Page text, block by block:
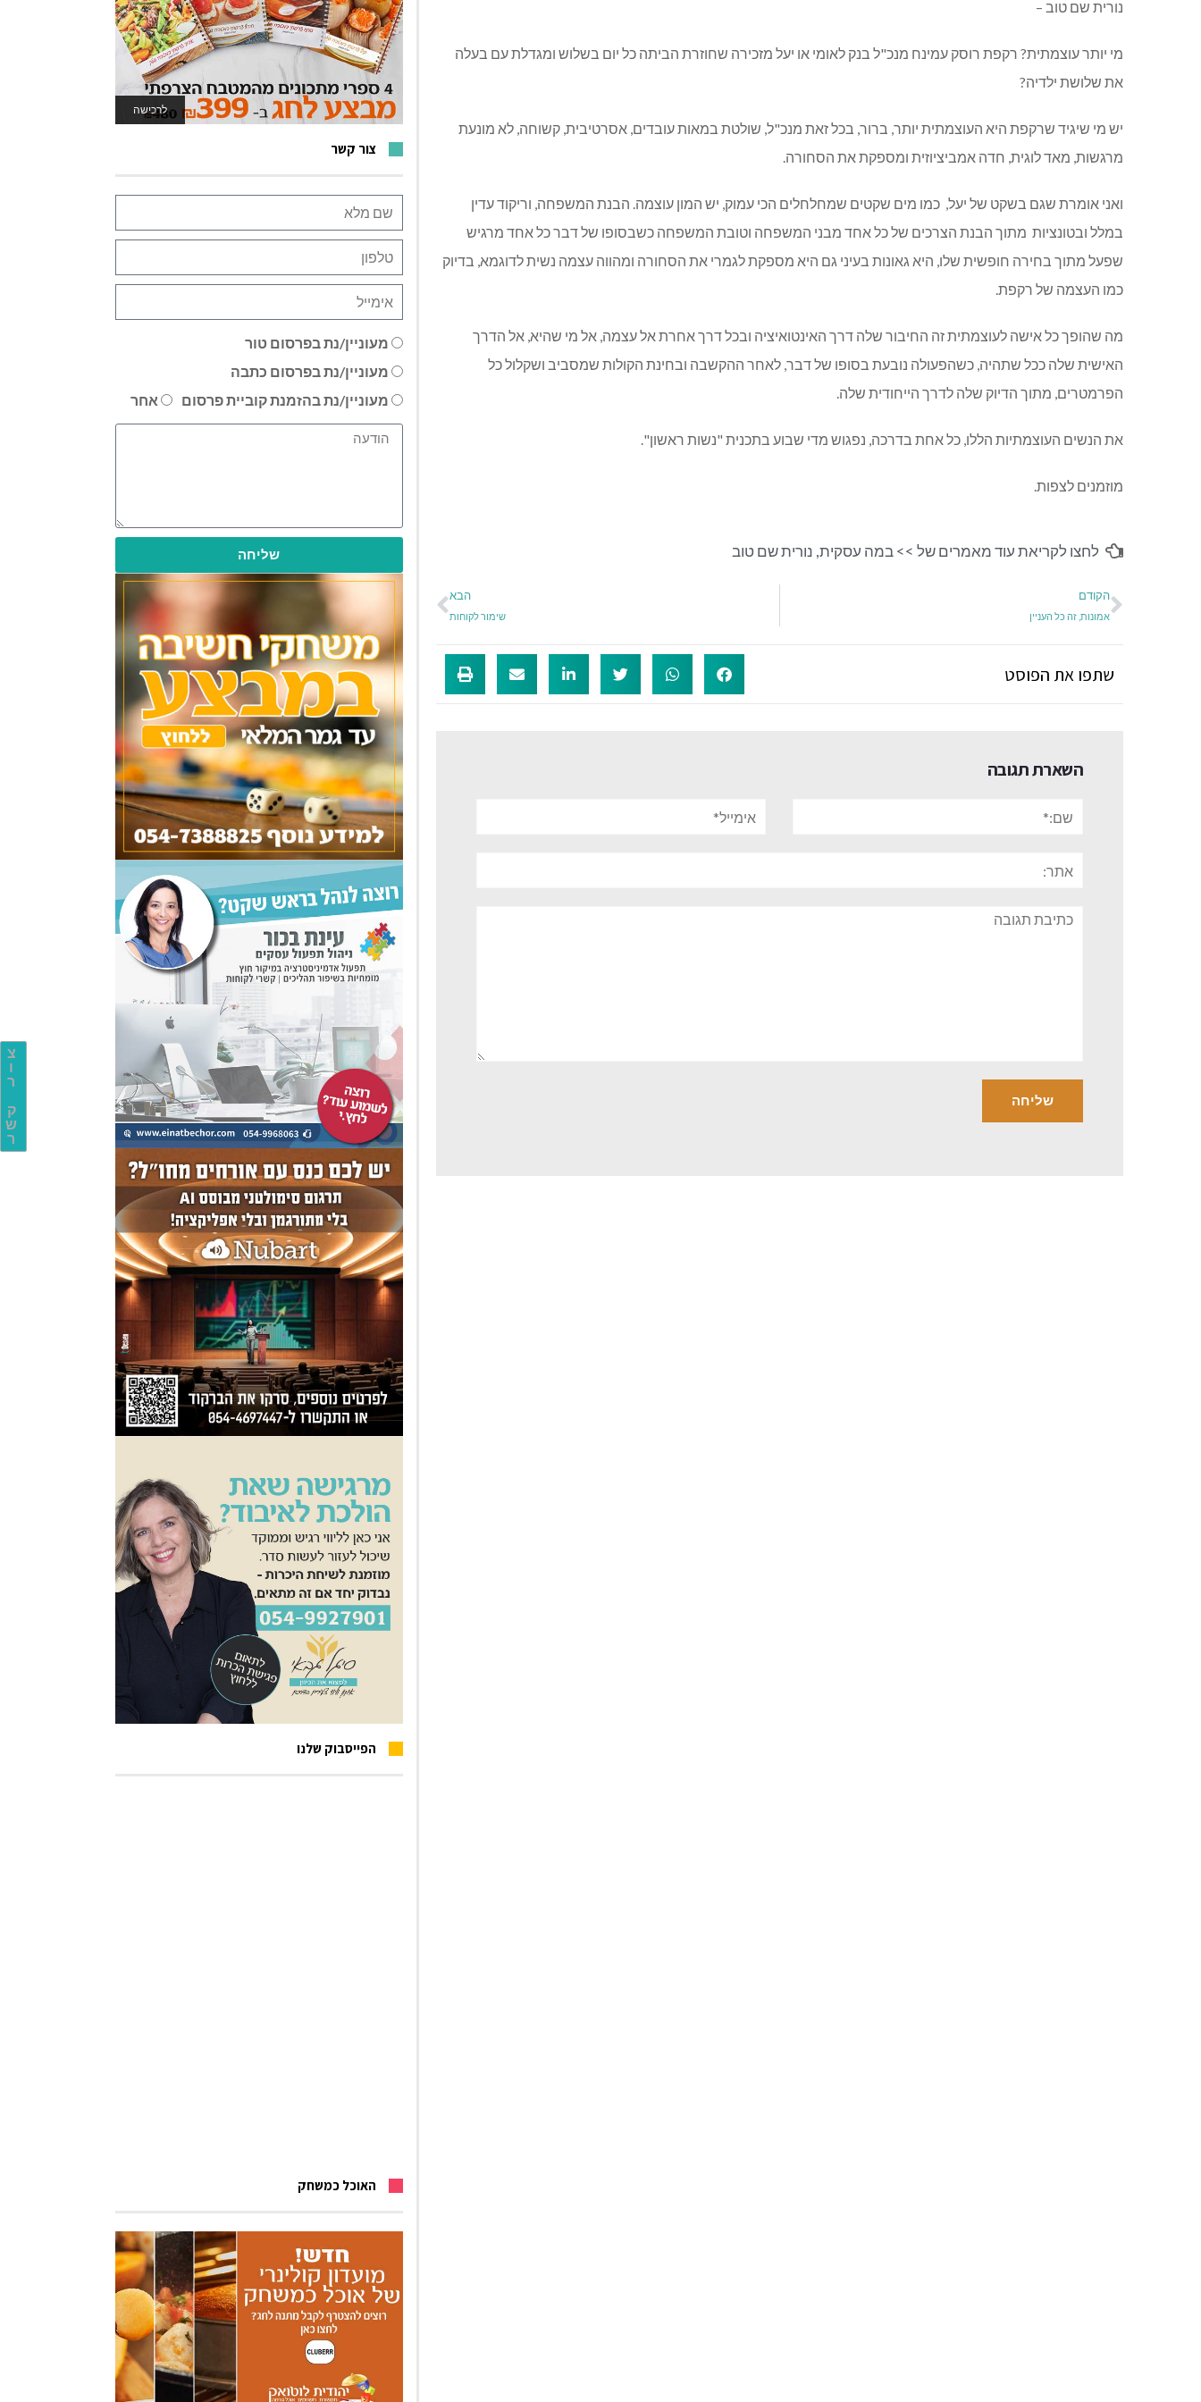
צ
ו
ר
ק
ש
ר
נורית שם טוב –
מי יותר עוצמתית? רקפת רוסק עמינח מנכ"ל בנק לאומי או יעל מזכירה שחוזרת הביתה כל יום בשלוש ומגדלת עם בעלה
את שלושת ילדיה?
יש מי שיגיד שרקפת היא העוצמתית יותר, ברור, בכל זאת מנכ"ל, שולטת במאות עובדים, אסרטיבית, קשוחה, לא מונעת
מרגשות, מאד לוגית, חדה אמביציוזית ומספקת את הסחורה.
ואני אומרת שגם בשקט של יעל, כמו מים שקטים שמחלחלים הכי עמוק, יש המון עוצמה. הבנת המשפחה, וריקוד עדין
במלל ובטונציות מתוך הבנת הצרכים של כל אחד מבני המשפחה וטובת המשפחה כשבסופו של דבר כל אחד מרגיש
שפעל מתוך בחירה חופשית שלו, היא גאונות בעיני גם היא מספקת לגמרי את הסחורה ומהווה עצמה נשית לדוגמא, בדיוק
כמו העצמה של רקפת.
מה שהופך כל אישה לעוצמתית זה החיבור שלה דרך האינטואיציה ובכל דרך אחרת אל עצמה, אל מי שהיא, אל הדרך
האישית שלה ככל שתהיה, כשהפעולה נובעת בסופו של דבר, לאחר ההקשבה ובחינת הקולות שמסביב ושקלול כל
הפרמטרים, מתוך הדיוק שלה לדרך הייחודית שלה.
את הנשים העוצמתיות הללו, כל אחת בדרכה, נפגוש מדי שבוע בתכנית "נשות ראשון".
מוזמנים לצפות.
לחצו לקריאת עוד מאמרים של >>במה עסקית, נורית שם טוב
הקודם
אמונות, זה כל העניין
הבא
שימור לקוחות
שתפו את הפוסט
השארת תגובה
תגובה
לרכישה
לאתר המשחקים
צור קשר
מעוניין/נת בפרסום טור
מעוניין/נת בפרסום כתבה
מעוניין/נת בהזמנת קוביית פרסום
אחר
שליחה
הפייסבוק שלנו
האוכל כמשחק